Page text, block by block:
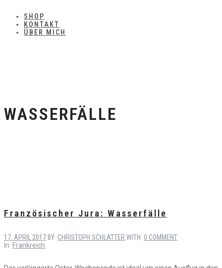
SHOP
KONTAKT
ÜBER MICH
WASSERFÄLLE
Französischer Jura: Wasserfälle
17. APRIL 2017 BY CHRISTOPH SCHLATTER WITH 0 COMMENT
In Frankreich